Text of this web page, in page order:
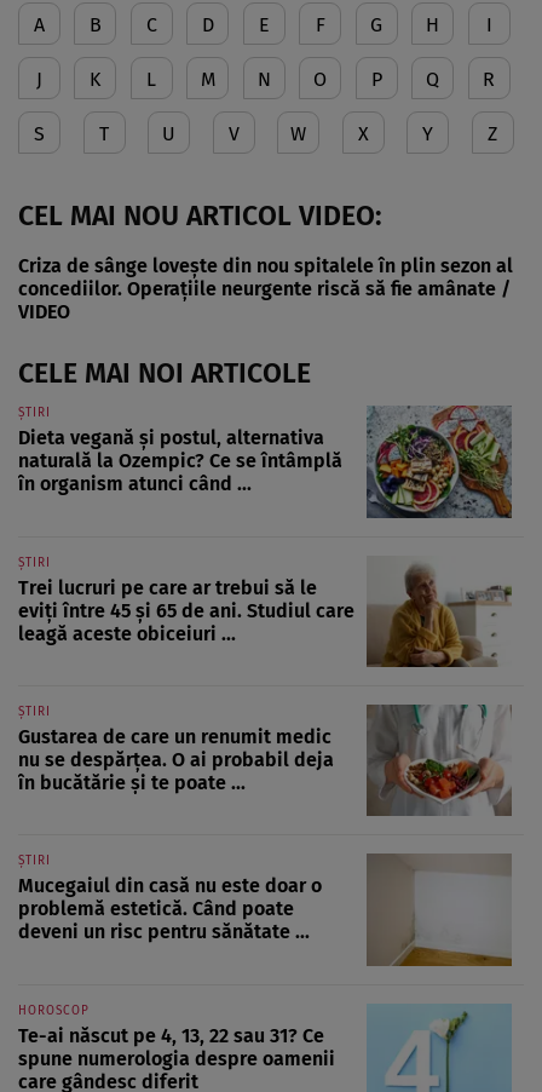
A B C D E F G H I
J K L M N O P Q R
S T U V W X Y Z
CEL MAI NOU ARTICOL VIDEO:
Criza de sânge lovește din nou spitalele în plin sezon al
concediilor. Operațiile neurgente riscă să fie amânate /
VIDEO
CELE MAI NOI ARTICOLE
ȘTIRI
Dieta vegană și postul, alternativa
naturală la Ozempic? Ce se întâmplă
în organism atunci când ...
ȘTIRI
Trei lucruri pe care ar trebui să le
eviți între 45 și 65 de ani. Studiul care
leagă aceste obiceiuri ...
ȘTIRI
Gustarea de care un renumit medic
nu se despărțea. O ai probabil deja
în bucătărie și te poate ...
ȘTIRI
Mucegaiul din casă nu este doar o
problemă estetică. Când poate
deveni un risc pentru sănătate ...
HOROSCOP
Te-ai născut pe 4, 13, 22 sau 31? Ce
spune numerologia despre oamenii
care gândesc diferit